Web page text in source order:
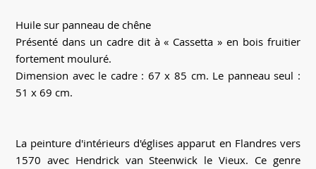
Huile sur panneau de chêne
Présenté dans un cadre dit à « Cassetta » en bois fruitier
fortement mouluré.
Dimension avec le cadre : 67 x 85 cm. Le panneau seul :
51 x 69 cm.
La peinture d'intérieurs d'églises apparut en Flandres vers
1570 avec Hendrick van Steenwick le Vieux. Ce genre